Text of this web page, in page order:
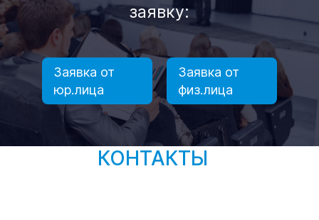
заявку:
Заявка от
юр.лица
Заявка от
физ.лица
КОНТАКТЫ